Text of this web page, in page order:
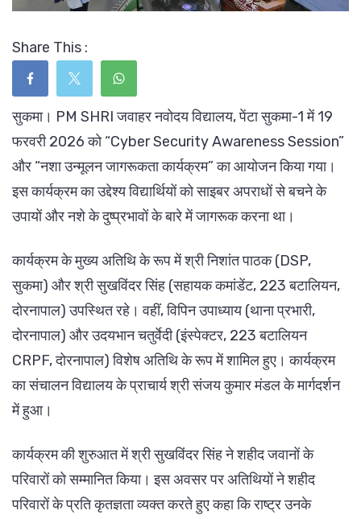
Share This :
सुकमा। PM SHRI जवाहर नवोदय विद्यालय, पेंटा सुकमा-1 में 19
फरवरी 2026 को “Cyber Security Awareness Session”
और “नशा उन्मूलन जागरूकता कार्यक्रम” का आयोजन किया गया।
इस कार्यक्रम का उद्देश्य विद्यार्थियों को साइबर अपराधों से बचने के
उपायों और नशे के दुष्प्रभावों के बारे में जागरूक करना था।
कार्यक्रम के मुख्य अतिथि के रूप में श्री निशांत पाठक (DSP,
सुकमा) और श्री सुखविंदर सिंह (सहायक कमांडेंट, 223 बटालियन,
दोरनापाल) उपस्थित रहे। वहीं, विपिन उपाध्याय (थाना प्रभारी,
दोरनापाल) और उदयभान चतुर्वेदी (इंस्पेक्टर, 223 बटालियन
CRPF, दोरनापाल) विशेष अतिथि के रूप में शामिल हुए। कार्यक्रम
का संचालन विद्यालय के प्राचार्य श्री संजय कुमार मंडल के मार्गदर्शन
में हुआ।
कार्यक्रम की शुरुआत में श्री सुखविंदर सिंह ने शहीद जवानों के
परिवारों को सम्मानित किया। इस अवसर पर अतिथियों ने शहीद
परिवारों के प्रति कृतज्ञता व्यक्त करते हुए कहा कि राष्ट्र उनके